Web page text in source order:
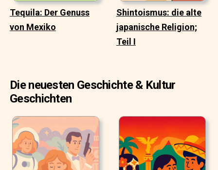
Tequila: Der Genuss
von Mexiko
Shintoismus: die alte
japanische Religion;
Teil I
Die neuesten Geschichte & Kultur
Geschichten